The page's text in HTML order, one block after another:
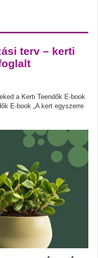
terv – kerti
a Kerti Teendők E-book
E-book „A kert egyszerre